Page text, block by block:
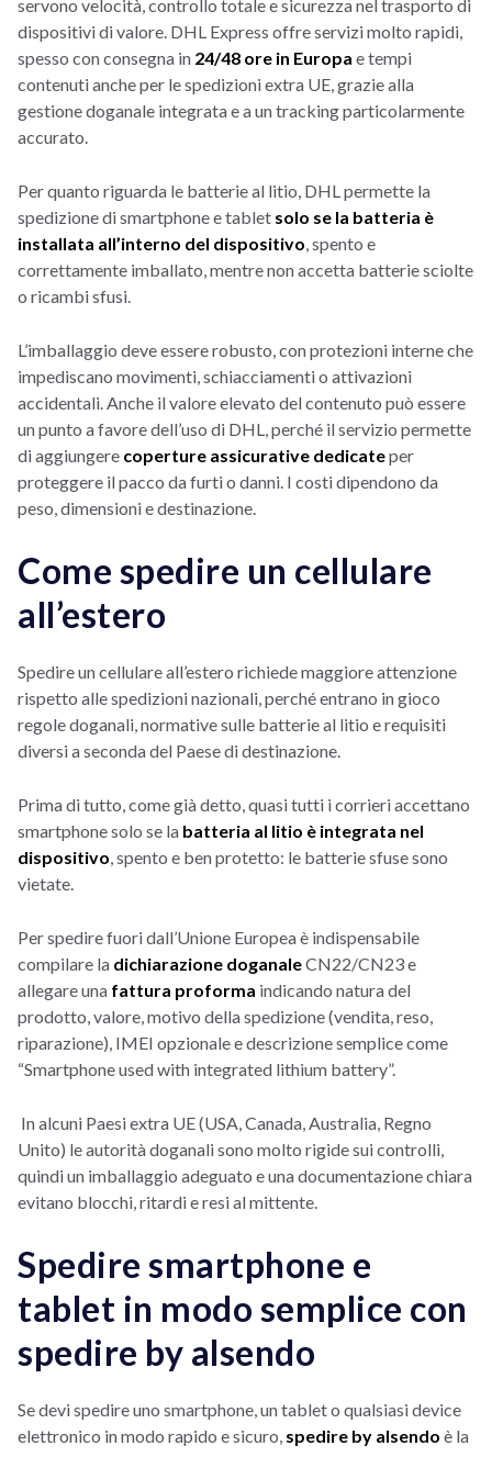
servono velocità, controllo totale e sicurezza nel trasporto di
dispositivi di valore. DHL Express offre servizi molto rapidi,
spesso con consegna in 24/48 ore in Europa e tempi
contenuti anche per le spedizioni extra UE, grazie alla
gestione doganale integrata e a un tracking particolarmente
accurato.
Per quanto riguarda le batterie al litio, DHL permette la
spedizione di smartphone e tablet solo se la batteria è
installata all’interno del dispositivo , spento e
correttamente imballato, mentre non accetta batterie sciolte
o ricambi sfusi.
L’imballaggio deve essere robusto, con protezioni interne che
impediscano movimenti, schiacciamenti o attivazioni
accidentali. Anche il valore elevato del contenuto può essere
un punto a favore dell’uso di DHL, perché il servizio permette
di aggiungere coperture assicurative dedicateper
proteggere il pacco da furti o danni. I costi dipendono da
peso, dimensioni e destinazione.
Come spedire un cellulare
all’estero
Spedire un cellulare all’estero richiede maggiore attenzione
rispetto alle spedizioni nazionali, perché entrano in gioco
regole doganali, normative sulle batterie al litio e requisiti
diversi a seconda del Paese di destinazione.
Prima di tutto, come già detto, quasi tutti i corrieri accettano
smartphone solo se la batteria al litio è integrata nel
dispositivo , spento e ben protetto: le batterie sfuse sono
vietate.
Per spedire fuori dall’Unione Europea è indispensabile
compilare la dichiarazione doganaleCN22/CN23 e
allegare una fattura proforma indicando natura del
prodotto, valore, motivo della spedizione (vendita, reso,
riparazione), IMEI opzionale e descrizione semplice come
“Smartphone used with integrated lithium battery”.
In alcuni Paesi extra UE (USA, Canada, Australia, Regno
Unito) le autorità doganali sono molto rigide sui controlli,
quindi un imballaggio adeguato e una documentazione chiara
evitano blocchi, ritardi e resi al mittente.
Spedire smartphone e
tablet in modo semplice con
spedire by alsendo
Se devi spedire uno smartphone, un tablet o qualsiasi device
elettronico in modo rapido e sicuro, spedire by alsendo è la